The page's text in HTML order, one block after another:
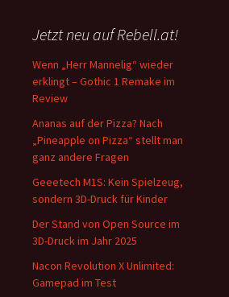
Jetzt neu auf Rebell.at!
Wenn „Herr Mannelig“ wieder
erklingt – Gothic 1 Remake im
Review
Ananas auf der Pizza? Nach
„Pineapple on Pizza“ stellt man
ganz andere Fragen
Geeetech M1S: Kein Spielzeug,
sondern 3D-Druck für Kinder
Der Stand von Open Source im
3D-Druck im Jahr 2025
Nacon Revolution X Unlimited:
Gamepad im Test